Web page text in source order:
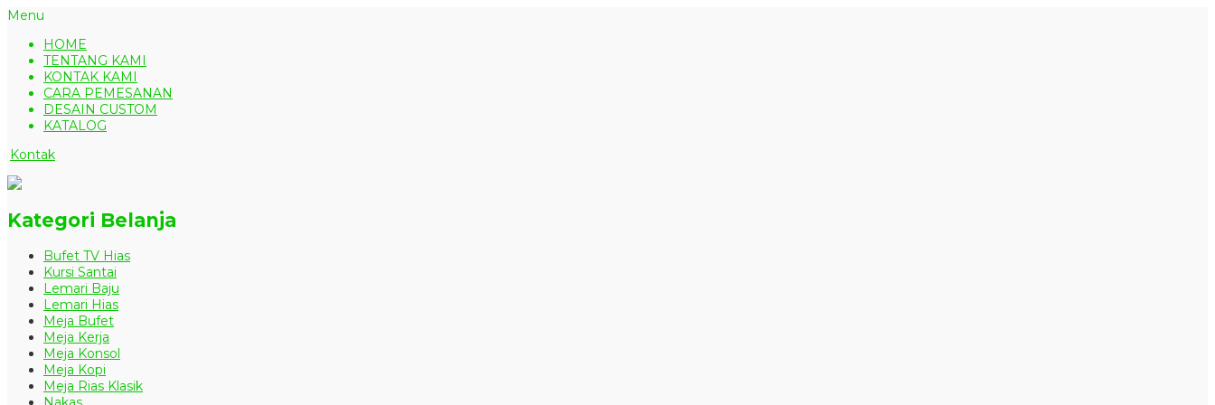
Menu
HOME
TENTANG KAMI
KONTAK KAMI
CARA PEMESANAN
DESAIN CUSTOM
KATALOG
Kontak
Kategori Belanja
Bufet TV Hias
Kursi Santai
Lemari Baju
Lemari Hias
Meja Bufet
Meja Kerja
Meja Konsol
Meja Kopi
Meja Rias Klasik